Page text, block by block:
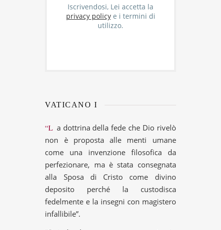
Iscrivendosi, Lei accetta la
privacy policye i termini di
utilizzo.
VATICANO I
“La dottrina della fede che Dio rivelò
non è proposta alle menti umane
come una invenzione filosofica da
perfezionare, ma è stata consegnata
alla Sposa di Cristo come divino
deposito perché la custodisca
fedelmente e la insegni con magistero
infallibile”.